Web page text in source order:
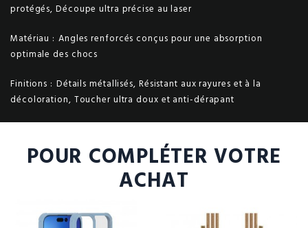
protégés, Découpe ultra précise au laser
Matériau : Angles renforcés conçus pour une absorption
optimale des chocs
Finitions : Détails métallisés, Résistant aux rayures et à la
décoloration, Toucher ultra doux et anti-dérapant
POUR COMPLÉTER VOTRE
ACHAT